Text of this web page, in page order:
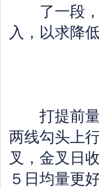
了一段，
入，以求降
打提前量
两线勾头上
叉，金叉日
５日均量更